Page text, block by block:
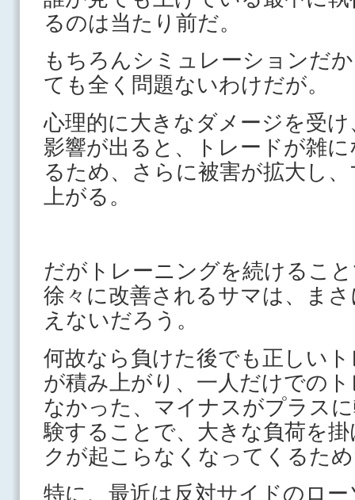
るのは当たり前だ。
もちろんシミュレーションだ
ても全く問題ないわけだが。
心理的に大きなダメージを受
影響が出ると、トレードが雑
るため、さらに被害が拡大し
上がる。
だがトレーニングを続けるこ
徐々に改善されるサマは、ま
えないだろう。
何故なら負けた後でも正しい
が積み上がり、一人だけでの
なかった、マイナスがプラス
験することで、大きな負荷を
クが起こらなくなってくるた
特に、最近は反対サイドのロ